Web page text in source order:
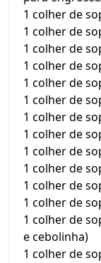
1 colher de
1 colher de
1 colher de
1 colher de
1 colher de
1 colher de
1 colher de
1 colher de
1 colher de
1 colher de
1 colher de
1 colher de
1 colher de
e cebolinha)
1 colher de